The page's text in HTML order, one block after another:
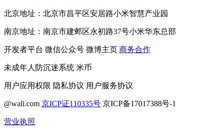
北京地址：北京市昌平区安居路小米智慧产业园
南京地址：南京市建邺区永初路37号小米华东总部
开发者平台 微信公众号 微博主页 商务合作
未成年人防沉迷系统 米币
用户应用权限 隐私协议 用户服务协议
@wali.com 京ICP证110335号 京ICP备17017388号-1
营业执照